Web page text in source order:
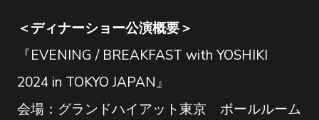
＜ディナーショー公演概要＞
『EVENING / BREAKFAST with YOSHIKI
2024 in TOKYO JAPAN』
会場：グランドハイアット東京 ボールルーム